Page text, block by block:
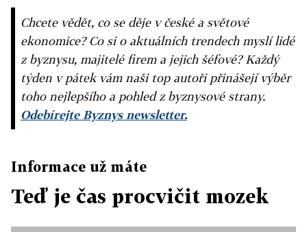
Chcete vědět, co se děje v české a světové
ekonomice? Co si o aktuálních trendech myslí lidé
z byznysu, majitelé firem a jejich šéfové? Každý
týden v pátek vám naši top autoři přinášejí výběr
toho nejlepšího a pohled z byznysové strany.
Odebírejte Byznys newsletter.
Informace už máte
Teď je čas procvičit mozek